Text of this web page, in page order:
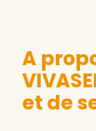
A
et de